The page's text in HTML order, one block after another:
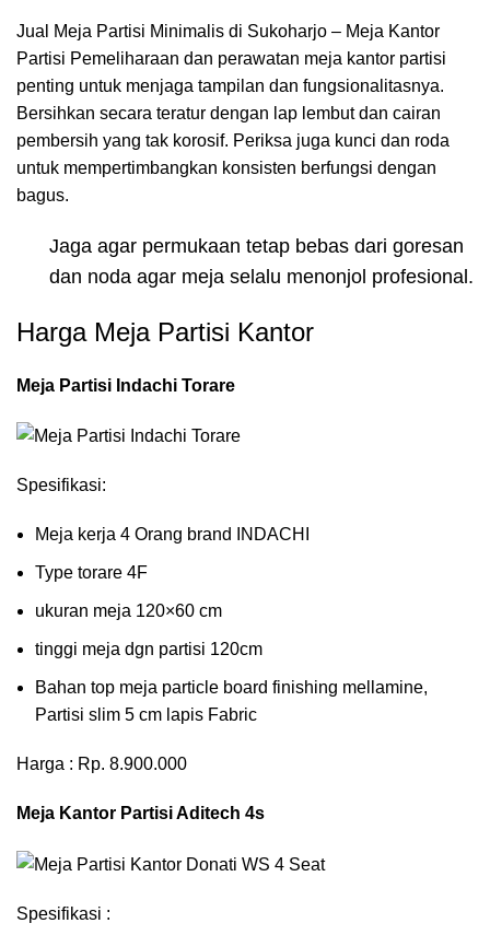
Jual Meja Partisi Minimalis di Sukoharjo – Meja Kantor
Partisi Pemeliharaan dan perawatan meja kantor partisi
penting untuk menjaga tampilan dan fungsionalitasnya.
Bersihkan secara teratur dengan lap lembut dan cairan
pembersih yang tak korosif. Periksa juga kunci dan roda
untuk mempertimbangkan konsisten berfungsi dengan
bagus.
Jaga agar permukaan tetap bebas dari goresan
dan noda agar meja selalu menonjol profesional.
Harga Meja Partisi Kantor
Meja Partisi Indachi Torare
Spesifikasi:
Meja kerja 4 Orang brand INDACHI
Type torare 4F
ukuran meja 120×60 cm
tinggi meja dgn partisi 120cm
Bahan top meja particle board finishing mellamine,
Partisi slim 5 cm lapis Fabric
Harga : Rp. 8.900.000
Meja Kantor Partisi Aditech 4s
Spesifikasi :